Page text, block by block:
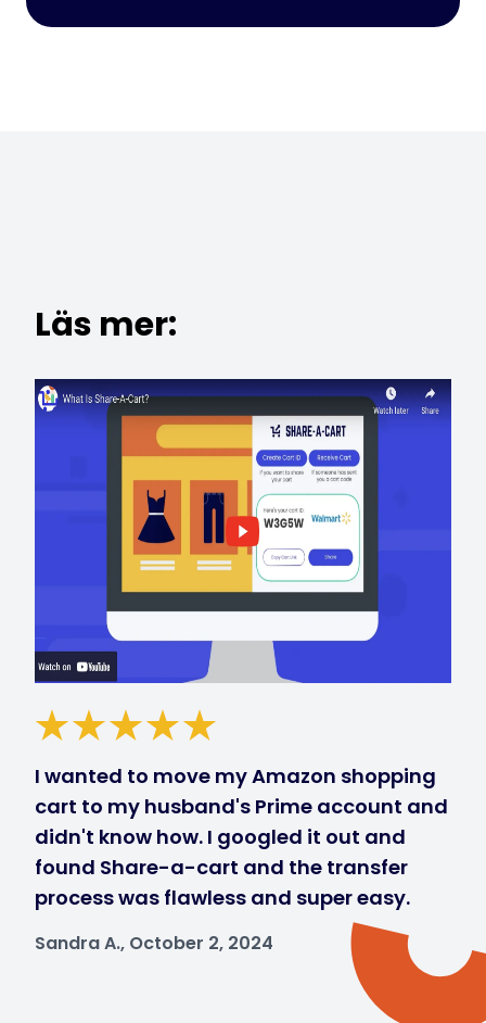
Läs mer:
I wanted to move my Amazon shopping
cart to my husband's Prime account and
didn't know how. I googled it out and
found Share-a-cart and the transfer
process was flawless and super easy.
Sandra A., October 2, 2024